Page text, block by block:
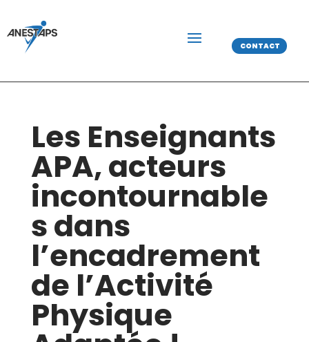
CONTACT
Les Enseignants
APA, acteurs
incontournable
s dans
l’encadrement
de l’Activité
Physique